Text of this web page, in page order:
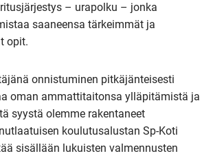
– urapolku – jonka
saaneensa tärkeimmät ja
opit.
onnistuminen pitkäjänteisesti
oman ammattitaitonsa ylläpitämistä ja
syystä olemme rakentaneet
koulutusalustan Sp-Koti
sisällään lukuisten valmennusten